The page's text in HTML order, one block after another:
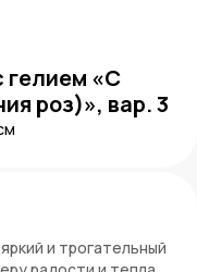
гелием «С
роз)», вар. 3
и трогательный